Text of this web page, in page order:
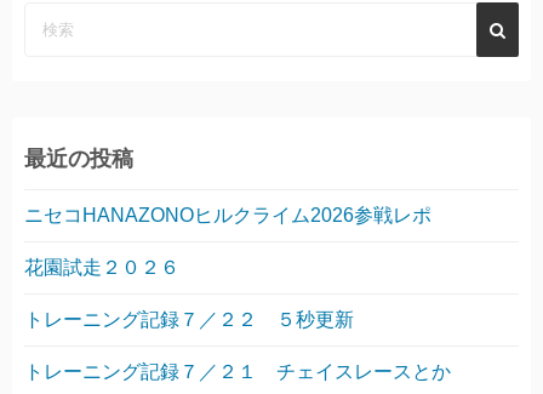
最近の投稿
ニセコHANAZONOヒルクライム2026参戦レポ
花園試走２０２６
トレーニング記録７／２２ ５秒更新
トレーニング記録７／２１ チェイスレースとか